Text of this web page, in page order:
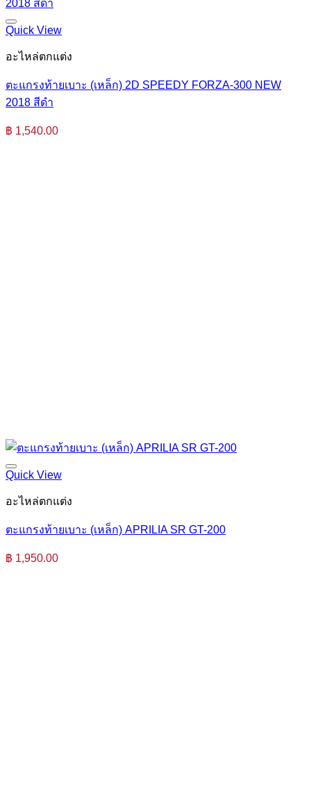
Quick View
อะไหล่ตกแต่ง
ตะแกรงท้ายเบาะ (เหล็ก) 2D SPEEDY FORZA-300 NEW
2018 สีดำ
฿ 1,540.00
Quick View
อะไหล่ตกแต่ง
ตะแกรงท้ายเบาะ (เหล็ก) APRILIA SR GT-200
฿ 1,950.00